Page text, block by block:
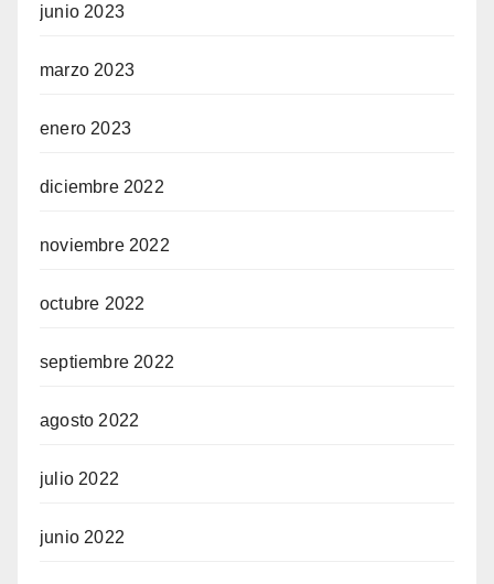
junio 2023
marzo 2023
enero 2023
diciembre 2022
noviembre 2022
octubre 2022
septiembre 2022
agosto 2022
julio 2022
junio 2022